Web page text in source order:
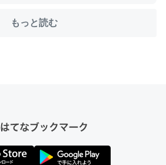
だった遠方の父67歳と僕。ITツール導入で
もっと読む